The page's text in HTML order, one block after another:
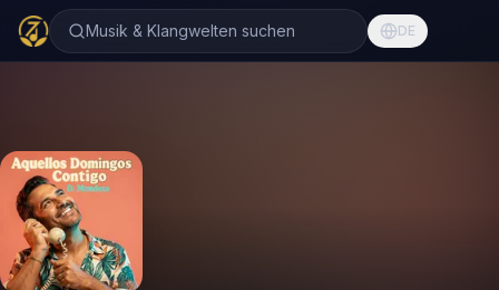
Musik & Klangwelten suchen DE